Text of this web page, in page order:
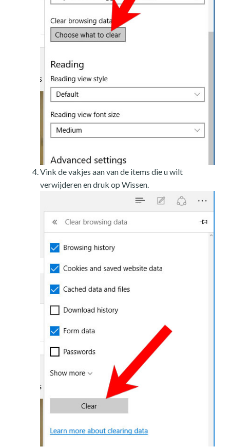
Vink de vakjes aan van de items die u wilt
verwijderen en druk op Wissen.